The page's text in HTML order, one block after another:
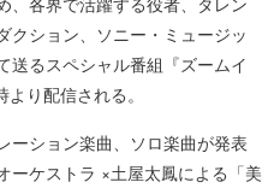
クション、ソニー・ミュージッ
送るスペシャル番組『ズームイ
り配信される。
ーション楽曲、ソロ楽曲が発表
ーケストラ ×土屋太鳳による「美